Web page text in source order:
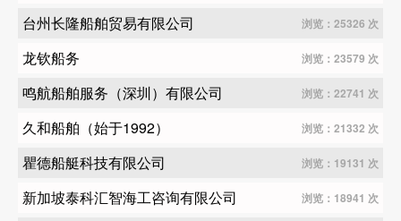
台州长隆船舶贸易有限公司 浏览：25326 次
龙钦船务 浏览：23579 次
鸣航船舶服务（深圳）有限公司 浏览：22741 次
久和船舶（始于1992） 浏览：21332 次
瞿德船艇科技有限公司 浏览：19131 次
新加坡泰科汇智海工咨询有限公司 浏览：18941 次